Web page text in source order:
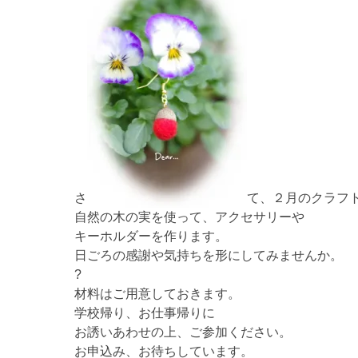
さ
て、２月のクラフ
自然の木の実を使って、アクセサリーや
キーホルダーを作ります。
日ごろの感謝や気持ちを形にしてみませんか。
?
材料はご用意しておきます。
学校帰り、お仕事帰りに
お誘いあわせの上、ご参加ください。
お申込み、お待ちしています。